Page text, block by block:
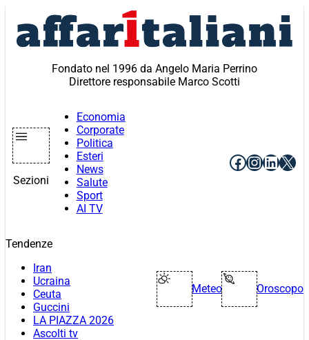
contenuto
Fondato nel 1996 da Angelo Maria Perrino
Direttore responsabile Marco Scotti
Sezioni
Economia
Corporate
Politica
Esteri
News
Salute
Sport
AI TV
Facebook
X
Tendenze
Iran
Ucraina
Ceuta
Guccini
LA PIAZZA 2026
Ascolti tv
Meteo Oroscopo